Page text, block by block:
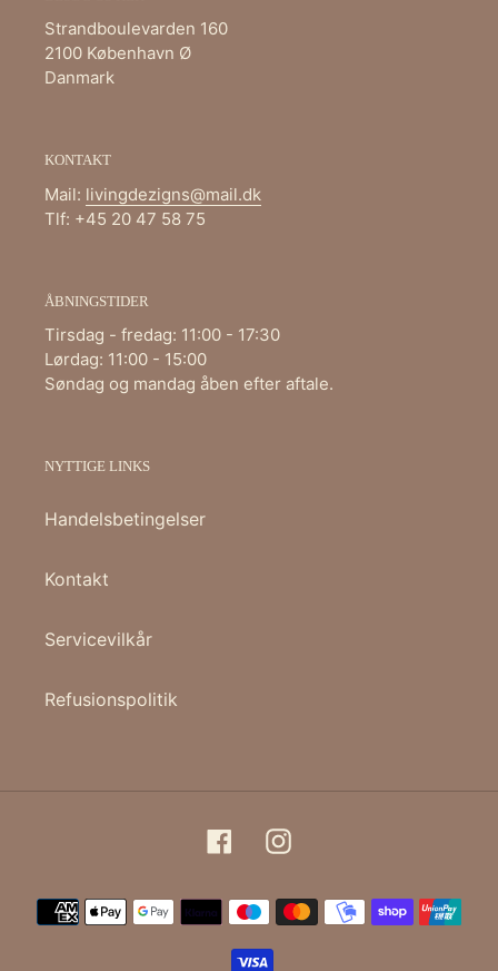
Strandboulevarden 160
2100 København Ø
Danmark
KONTAKT
Mail: livingdezigns@mail.dk
Tlf: +45 20 47 58 75
ÅBNINGSTIDER
Tirsdag - fredag: 11:00 - 17:30
Lørdag: 11:00 - 15:00
Søndag og mandag åben efter aftale.
NYTTIGE LINKS
Handelsbetingelser
Kontakt
Servicevilkår
Refusionspolitik
FacebookInstagram
Betalingsmetoder